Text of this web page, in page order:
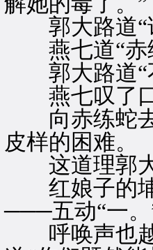
郭大路道“
燕七道“赤
郭大路道“
燕七叹了口
向赤练蛇去
皮样的困难。
这道理郭大
红娘子的埔
───五动“一。
呼唤声也越